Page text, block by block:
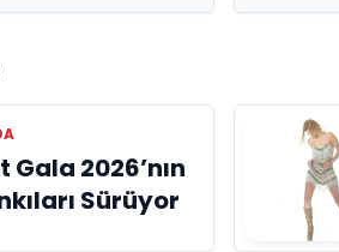
Gala 2026’nın
Sürüyor